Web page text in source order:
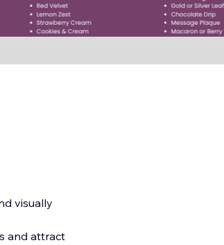
visually
and attract